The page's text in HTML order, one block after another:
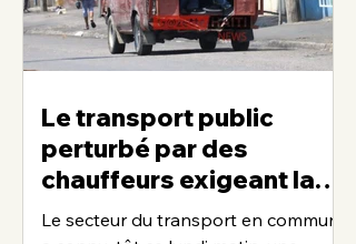
Le transport public
perturbé par des
chauffeurs exigeant la
fixation officielle des
Le secteur du transport en commun